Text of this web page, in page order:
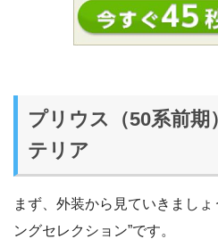
プリウス（50系前期
テリア
まず、外装から見ていきましょ
ングセレクション”です。